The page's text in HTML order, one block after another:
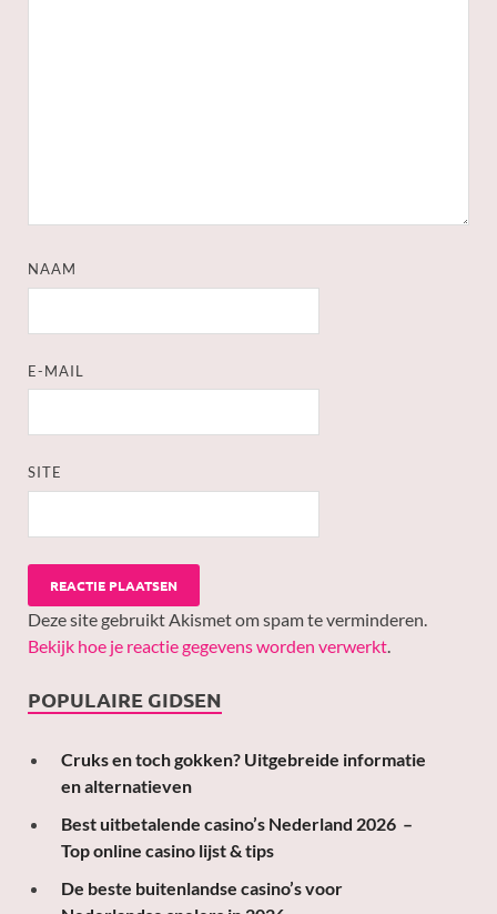
NAAM
E-MAIL
SITE
Deze site gebruikt Akismet om spam te verminderen.
Bekijk hoe je reactie gegevens worden verwerkt.
POPULAIRE GIDSEN
Cruks en toch gokken? Uitgebreide informatie
en alternatieven
Best uitbetalende casino’s Nederland 2026 –
Top online casino lijst & tips
De beste buitenlandse casino’s voor